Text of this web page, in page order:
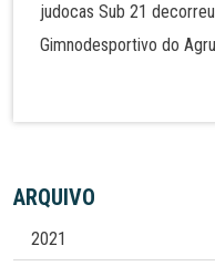
judocas Sub 21
Gimnodesportivo do
e São Vicente da beira.
Em -57 kg, Madalena
conquistando a medalha
ARQUIVO
2021